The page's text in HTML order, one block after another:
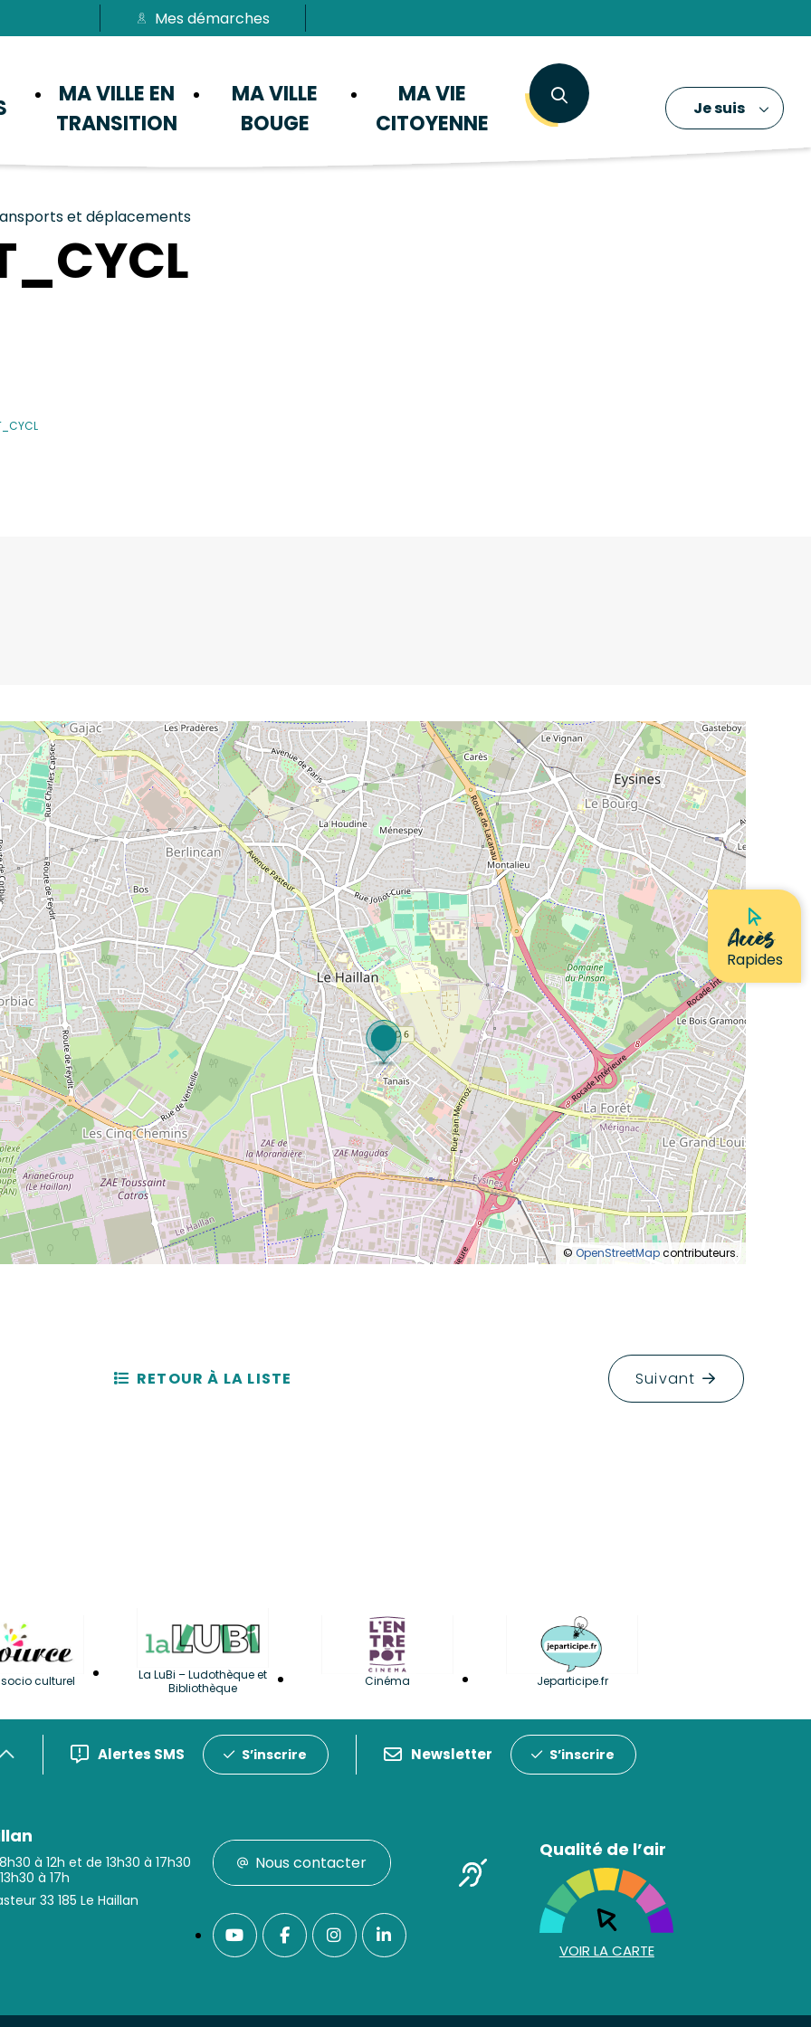
Passer au contenu
Mes démarches
MA VILLE EN
TRANSITION
MA VILLE
BOUGE
MA VIE
CITOYENNE
Accès
Rapides
Je suis
et déplacements
© OpenStreetMapcontributeurs.
RETOUR À LA LISTE Suivant
culturel
La LuBi – Ludothèque et
Bibliothèque
Cinéma Jeparticipe.fr
Alertes SMS S’inscrire Newsletter S’inscrire
à 12h et de 13h30 à 17h30
à 17h
33 185 Le Haillan
Nous contacter
Qualité de l’air
VOIR LA CARTE